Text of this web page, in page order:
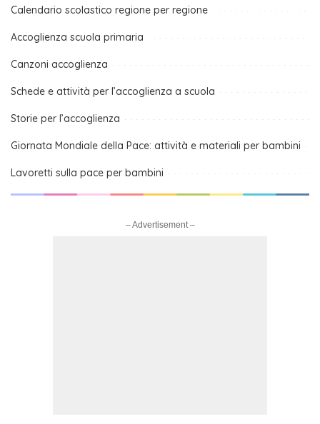
Calendario scolastico regione per regione
Accoglienza scuola primaria
Canzoni accoglienza
Schede e attività per l’accoglienza a scuola
Storie per l’accoglienza
Giornata Mondiale della Pace: attività e materiali per bambini
Lavoretti sulla pace per bambini
– Advertisement –